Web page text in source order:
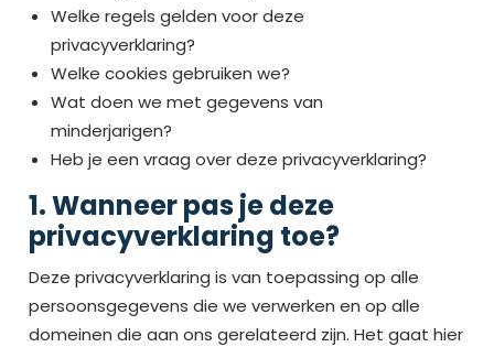
Welke regels gelden voor deze
privacyverklaring?
Welke cookies gebruiken we?
Wat doen we met gegevens van
minderjarigen?
Heb je een vraag over deze privacyverklaring?
1. Wanneer pas je deze
privacyverklaring toe?
Deze privacyverklaring is van toepassing op alle
persoonsgegevens die we verwerken en op alle
domeinen die aan ons gerelateerd zijn. Het gaat hier